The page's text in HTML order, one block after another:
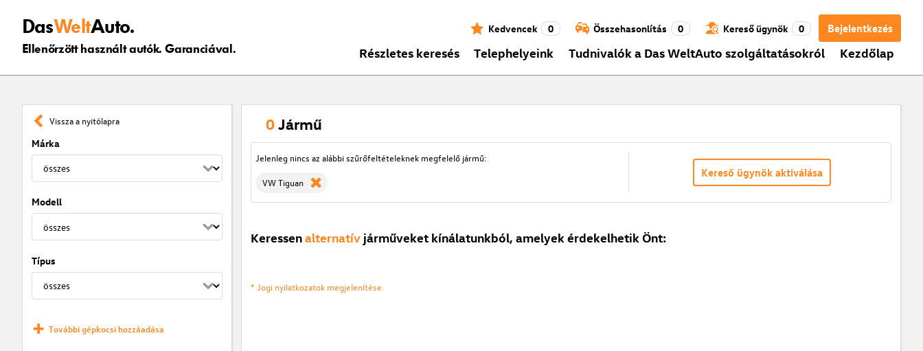
DasWeltAuto.
Ellenőrzött használt autók. Garanciával.
Bejelentkezés
Kedvencek 0 Összehasonlítás 0 Kereső ügynök 0
Részletes keresés Telephelyeink Tudnivalók a Das WeltAuto szolgáltatásokról Kezdőlap
Vissza a nyitólapra
Márka
Modell
Típus
További gépkocsi hozzáadása
0Jármű
Jelenleg nincs az alábbi szűrőfeltételeknek megfelelő jármű:
VW Tiguan
Kereső ügynök aktiválása
Keressenalternatív járműveket kínálatunkból, amelyek érdekelhetik Önt:
* Jogi nyilatkozatok megjelenítése